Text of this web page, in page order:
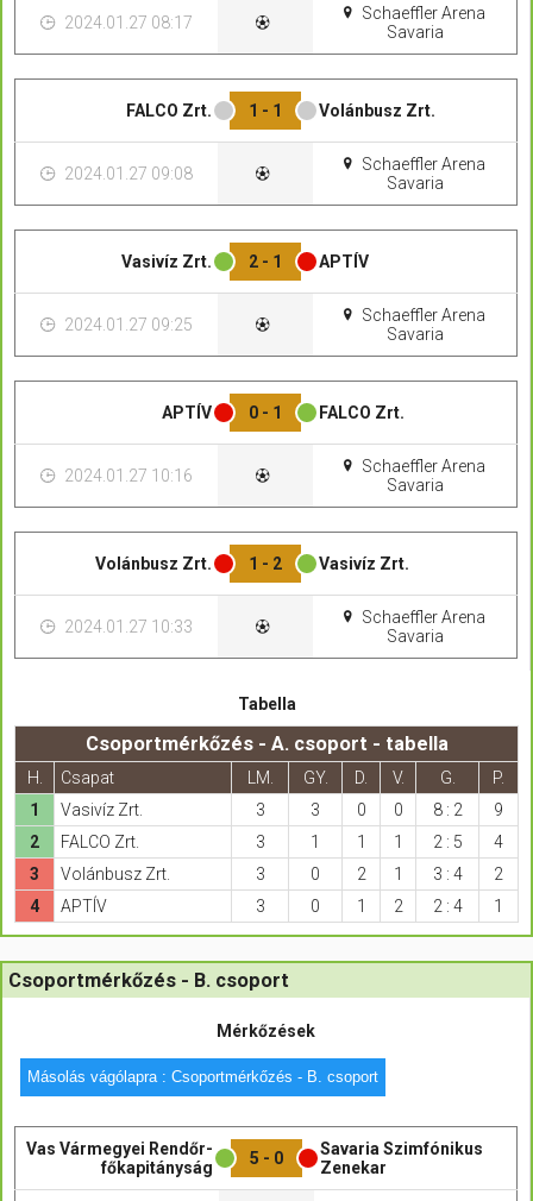
2024.01.27 08:17
Schaeffler Arena
Savaria
FALCO Zrt. 1 - 1 Volánbusz Zrt.
2024.01.27 09:08
Schaeffler Arena
Savaria
Vasivíz Zrt. 2 - 1 APTÍV
2024.01.27 09:25
Schaeffler Arena
Savaria
APTÍV 0 - 1 FALCO Zrt.
2024.01.27 10:16
Schaeffler Arena
Savaria
Volánbusz Zrt. 1 - 2 Vasivíz Zrt.
2024.01.27 10:33
Schaeffler Arena
Savaria
Tabella
Csoportmérkőzés - A. csoport - tabella
H. Csapat LM. GY. D. V. G.
P.
1
Vasivíz Zrt. 3 3 0 0 8 : 2
9
2
FALCO Zrt. 3 1 1 1 2 : 5
4
3
Volánbusz Zrt. 3 0 2 1 3 : 4
2
4
APTÍV 3 0 1 2 2 : 4 1
Csoportmérkőzés - B. csoport
Mérkőzések
Másolás vágólapra : Csoportmérkőzés - B. csoport
Vas Vármegyei Rendőr-
főkapitányság
5 - 0
Savaria Szimfónikus
Zenekar